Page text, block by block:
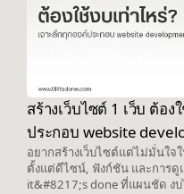
สร้างเว็บไซต์ 1 เว็บ ต้อง
ประกอบ website
อยากสร้างเว็บไซต์แต่ไม่มั่นใจ
ตั้งแต่ดีไซน์, ฟังก์ชัน และการดู
it&#8217;s done ที่แผนชัด ง